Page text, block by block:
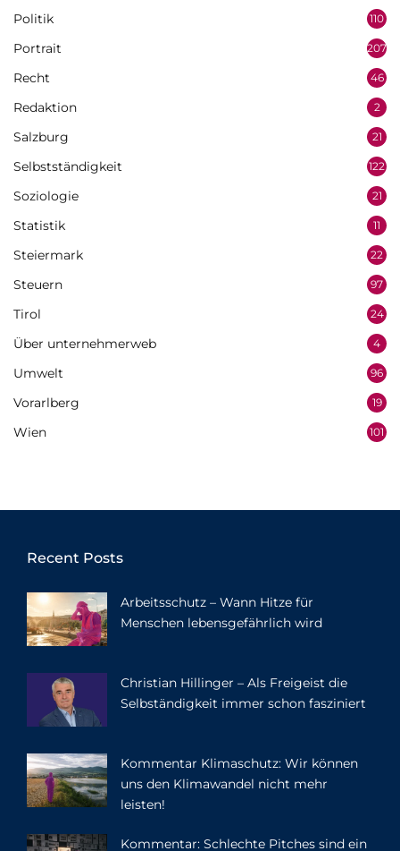
Politik 110
Portrait 207
Recht 46
Redaktion 2
Salzburg 21
Selbstständigkeit 122
Soziologie 21
Statistik 11
Steiermark 22
Steuern 97
Tirol 24
Über unternehmerweb 4
Umwelt 96
Vorarlberg 19
Wien 101
Recent Posts
Arbeitsschutz – Wann Hitze für
Menschen lebensgefährlich wird
Christian Hillinger – Als Freigeist die
Selbständigkeit immer schon fasziniert
Kommentar Klimaschutz: Wir können
uns den Klimawandel nicht mehr
leisten!
Kommentar: Schlechte Pitches sind ein